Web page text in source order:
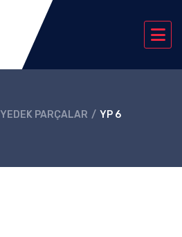
YEDEK PARÇALAR YP 6